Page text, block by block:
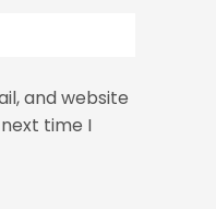
and website
time I